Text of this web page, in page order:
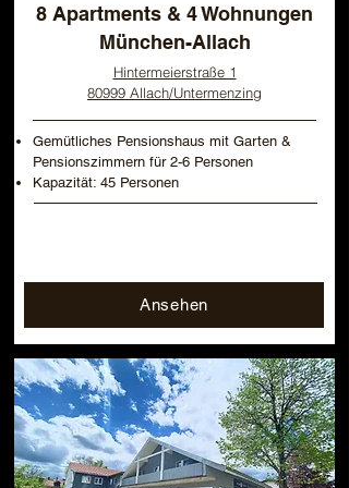
8 Apartments & 4 Wohnungen
München-Allach
Hintermeierstraße 1
80999 Allach/Untermenzing
Gemütliches Pensionshaus mit Garten &
Pensionszimmern für 2-6 Personen
Kapazität: 45 Personen
Ansehen